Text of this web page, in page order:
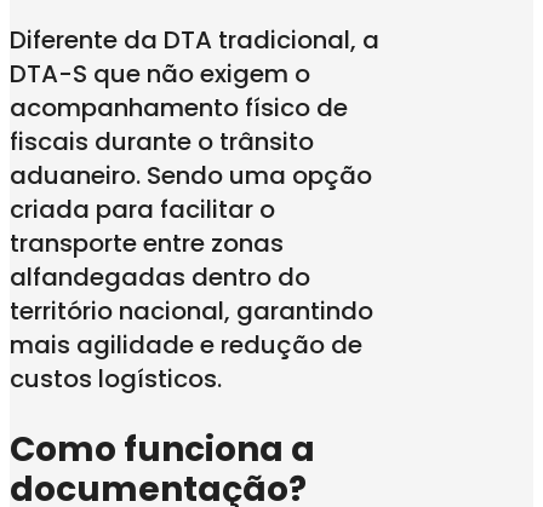
Diferente da DTA tradicional, a
DTA-S que não exigem o
acompanhamento físico de
fiscais durante o trânsito
aduaneiro. Sendo uma opção
criada para facilitar o
transporte entre zonas
alfandegadas dentro do
território nacional, garantindo
mais agilidade e redução de
custos logísticos.
Como funciona a
documentação?